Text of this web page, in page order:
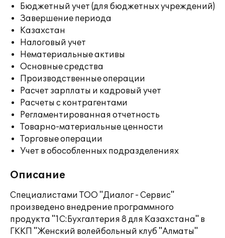
Бюджетный учет (для бюджетных учреждений)
Завершение периода
Казахстан
Налоговый учет
Нематериальные активы
Основные средства
Производственные операции
Расчет зарплаты и кадровый учет
Расчеты с контрагентами
Регламентированная отчетность
Товарно-материальные ценности
Торговые операции
Учет в обособленных подразделениях
Описание
Специалистами ТОО "Диалог - Сервис"
произведено внедрение программного
продукта "1С:Бухгалтерия 8 для Казахстана" в
ГККП "Женский волейбольный клуб "Алматы"